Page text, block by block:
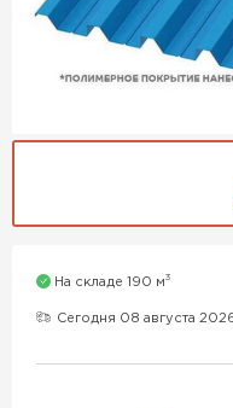
На складе 190 м3
Сегодня 08 августа